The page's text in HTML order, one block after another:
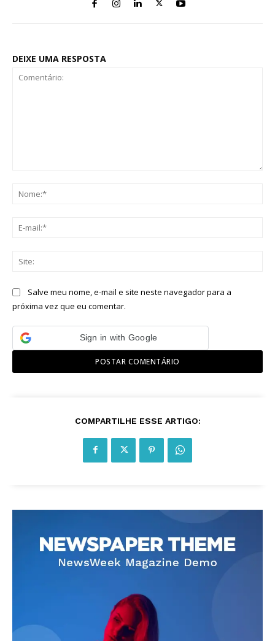
DEIXE UMA RESPOSTA
Salve meu nome, e-mail e site neste navegador para a
próxima vez que eu comentar.
Sign in with Google
COMPARTILHE ESSE ARTIGO: